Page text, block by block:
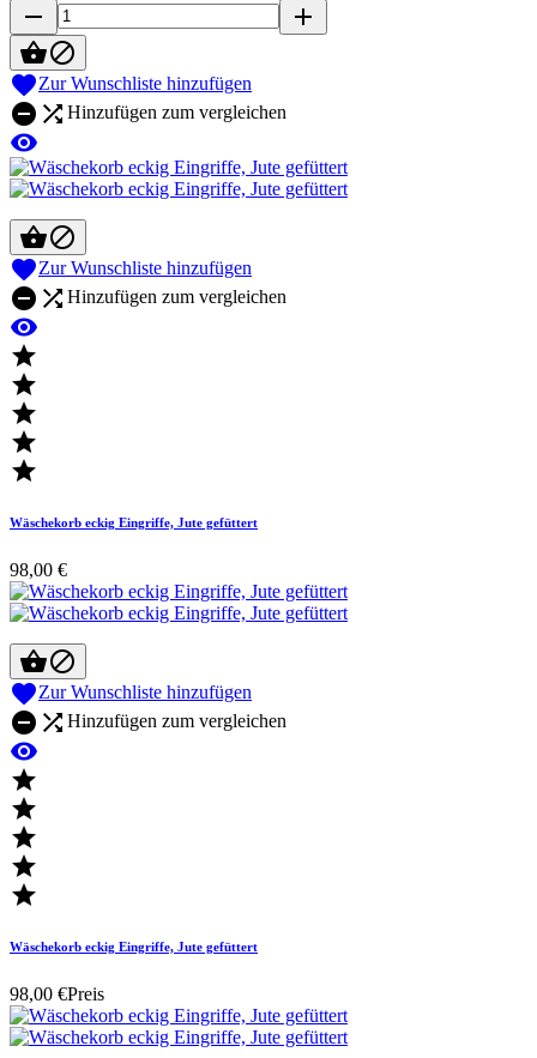
remove
add

Zur Wunschliste hinzufügen
  Hinzufügen zum vergleichen


Zur Wunschliste hinzufügen
  Hinzufügen zum vergleichen






Wäschekorb eckig Eingriffe, Jute gefüttert
98,00 €

Zur Wunschliste hinzufügen
  Hinzufügen zum vergleichen






Wäschekorb eckig Eingriffe, Jute gefüttert
98,00 €Preis